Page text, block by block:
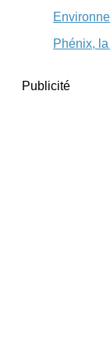
Phénix,
Publicité